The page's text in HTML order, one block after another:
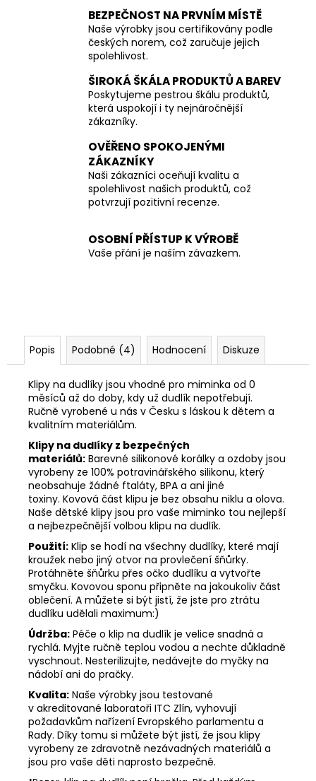
BEZPEČNOST NA PRVNÍM MÍSTĚ
Naše výrobky jsou certifikovány podle
českých norem, což zaručuje jejich
spolehlivost.
ŠIROKÁ ŠKÁLA PRODUKTŮ A BAREV
Poskytujeme pestrou škálu produktů,
která uspokojí i ty nejnáročnější
zákazníky.
OVĚŘENO SPOKOJENÝMI
ZÁKAZNÍKY
Naši zákazníci oceňují kvalitu a
spolehlivost našich produktů, což
potvrzují pozitivní recenze.
OSOBNÍ PŘÍSTUP K VÝROBĚ
Vaše přání je naším závazkem.
Popis Podobné (4) Hodnocení Diskuze
Klipy na dudlíky jsou vhodné pro miminka od 0
měsíců až do doby, kdy už dudlík nepotřebují.
Ručně vyrobené u nás v Česku s láskou k dětem a
kvalitním materiálům.
Klipy na dudlíky z bezpečných
materiálů: Barevné silikonové korálky a ozdoby jsou
vyrobeny ze 100% potravinářského silikonu, který
neobsahuje žádné ftaláty, BPA a ani jiné
toxiny. Kovová část klipu je bez obsahu niklu a olova.
Naše dětské klipy jsou pro vaše miminko tou nejlepší
a nejbezpečnější volbou klipu na dudlík.
Použití: Klip se hodí na všechny dudlíky, které mají
kroužek nebo jiný otvor na provlečení šňůrky.
Protáhněte šňůrku přes očko dudlíku a vytvořte
smyčku. Kovovou sponu připněte na jakoukoliv část
oblečení. A můžete si být jistí, že jste pro ztrátu
dudlíku udělali maximum:)
Údržba: Péče o klip na dudlík je velice snadná a
rychlá. Myjte ručně teplou vodou a nechte důkladně
vyschnout. Nesterilizujte, nedávejte do myčky na
nádobí ani do pračky.
Kvalita: Naše výrobky jsou testované
v akreditované laboratoři ITC Zlín, vyhovují
požadavkům nařízení Evropského parlamentu a
Rady. Díky tomu si můžete být jistí, že jsou klipy
vyrobeny ze zdravotně nezávadných materiálů a
jsou pro vaše děti naprosto bezpečné.